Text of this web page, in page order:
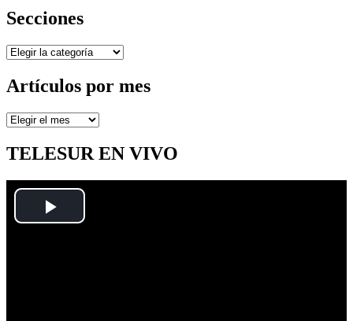
Secciones
Secciones
Artículos por mes
Artículos
mes
TELESUR EN VIVO